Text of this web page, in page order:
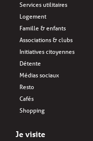
Services utilitaires
Logement
Famille & enfants
Associations & clubs
Initiatives citoyennes
Détente
Médias sociaux
Resto
Cafés
Shopping
Je visite